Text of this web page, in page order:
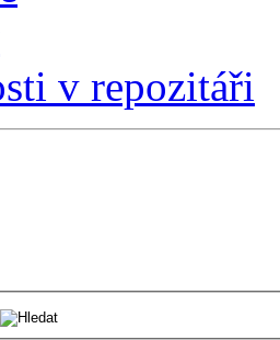
v repozitáři